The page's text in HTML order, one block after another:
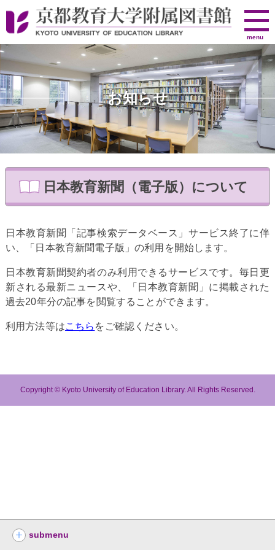
submenu
京
都
教
育
大
学
附
属
図
書
menu
お知らせ
日本教育新聞（電子版）について
日本教育新聞「記事検索データベース」サービス終了に伴
い、「日本教育新聞電子版」の利用を開始します。
日本教育新聞契約者のみ利用できるサービスです。毎日更
新される最新ニュースや、「日本教育新聞」に掲載された
過去20年分の記事を閲覧することができます。
利用方法等はこちら をご確認ください。
Copyright © Kyoto University of Education Library. All Rights Reserved.